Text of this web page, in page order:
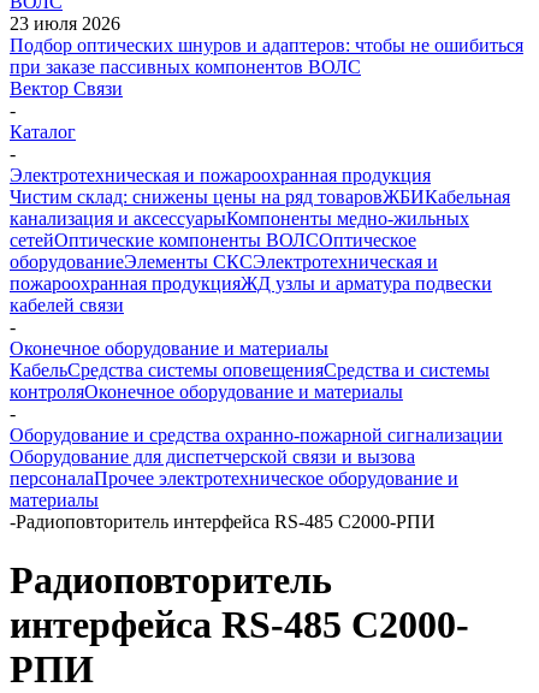
23 июля 2026
Подбор оптических шнуров и адаптеров: чтобы не ошибиться
при заказе пассивных компонентов ВОЛС
Вектор Связи
-
Каталог
-
Электротехническая и пожароохранная продукция
Чистим склад: снижены цены на ряд товаровЖБИКабельная
канализация и аксессуарыКомпоненты медно-жильных
сетейОптические компоненты ВОЛСОптическое
оборудованиеЭлементы СКСЭлектротехническая и
пожароохранная продукцияЖД узлы и арматура подвески
кабелей связи
-
Оконечное оборудование и материалы
КабельСредства системы оповещенияСредства и системы
контроляОконечное оборудование и материалы
-
Оборудование и средства охранно-пожарной сигнализации
Оборудование для диспетчерской связи и вызова
персоналаПрочее электротехническое оборудование и
материалы
-Радиоповторитель интерфейса RS-485 С2000-РПИ
Радиоповторитель
интерфейса RS-485 С2000-
РПИ